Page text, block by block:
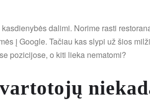
dalimi. Norime rasti
į Google. Tačiau kas slypi už šios
pozicijose, o kiti lieka nematomi?